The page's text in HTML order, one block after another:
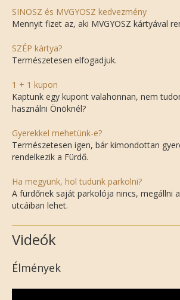
SINOSZ és MVGYOSZ kedvezmény
Mennyit fizet az, aki MVGYOSZ kártyával
SZÉP kártya?
Természetesen elfogadjuk.
1 + 1 kupon
Kaptunk egy kupont valahonnan, nem
használni Önöknél?
Gyerekkel mehetünk-e?
Természetesen igen, bár kimondottan
rendelkezik a Fürdő.
Ha megyünk, hol tudunk parkolni?
A fürdőnek saját parkolója nincs, megállni
utcáiban lehet.
Videók
Élmények